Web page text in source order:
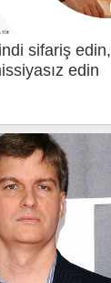
sifariş edin,
edin